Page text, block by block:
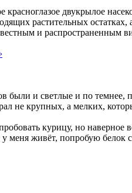
красноглазое двукрылое
растительных
и распространенным
были и светлые и по темнее,
не крупных, а мелких,
курицу, но наверное
меня живёт, попробую белок